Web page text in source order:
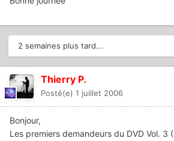
2 semaines plus tard...
Thierry P.
Posté(e) 1 juillet 2006
Bonjour,
Les premiers demandeurs du DVD Vol. 3 (